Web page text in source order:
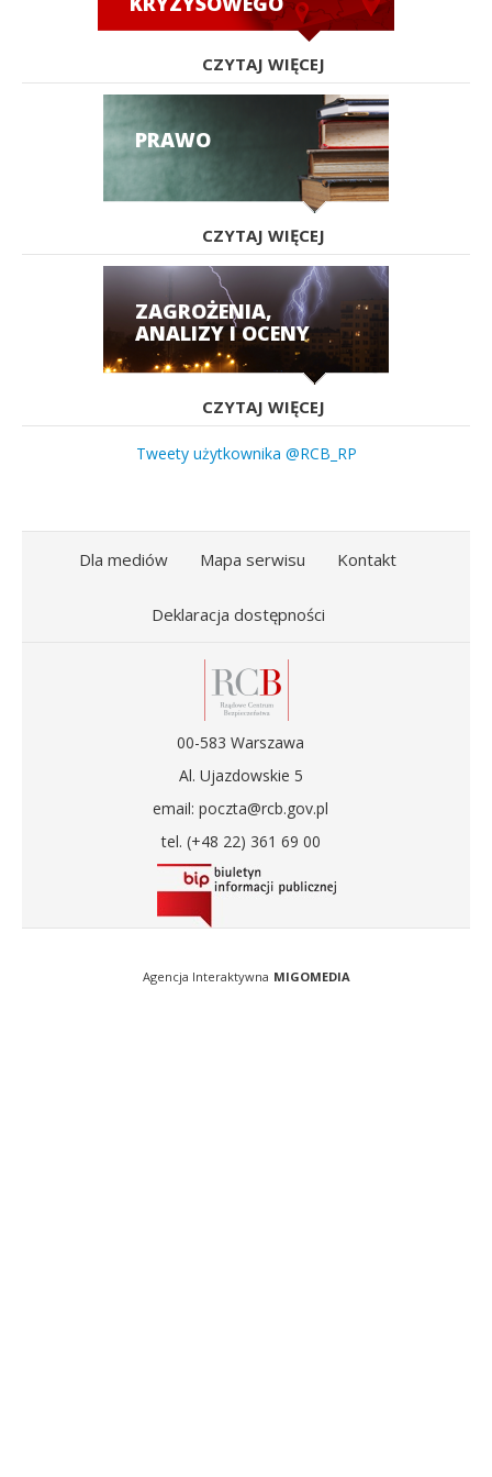
CZYTAJ WIĘCEJ
PRAWO
CZYTAJ WIĘCEJ
ZAGROŻENIA,
ANALIZY I OCENY
CZYTAJ WIĘCEJ
Tweety użytkownika @RCB_RP
Dla mediów Mapa serwisu Kontakt
Deklaracja dostępności
00-583 Warszawa
Al. Ujazdowskie 5
email: poczta@rcb.gov.pl
tel. (+48 22) 361 69 00
Agencja Interaktywna MIGOMEDIA